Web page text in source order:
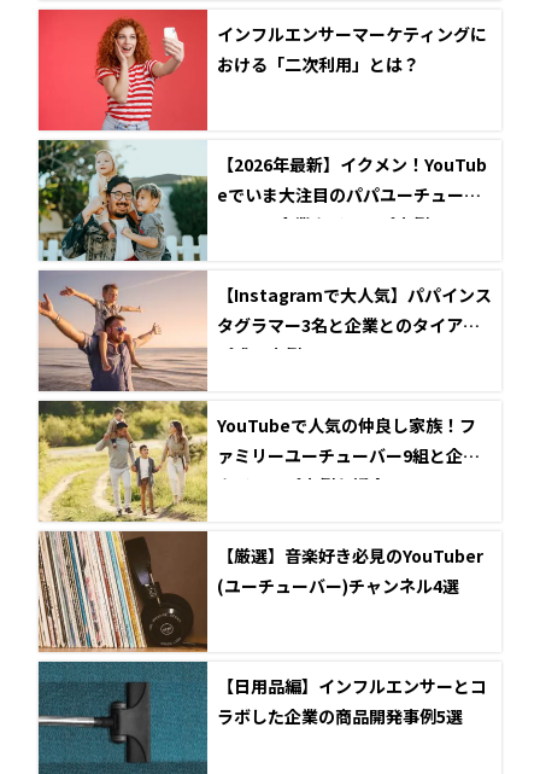
インフルエンサーマーケティングに
おける「二次利用」とは？
【2026年最新】イクメン！YouTub
eでいま大注目のパパユーチューバ
ー4選と企業タイアップ事例
【Instagramで大人気】パパインス
タグラマー3名と企業とのタイアッ
プ成功事例
YouTubeで人気の仲良し家族！フ
ァミリーユーチューバー9組と企業
タイアップ事例を紹介
【厳選】音楽好き必見のYouTuber
(ユーチューバー)チャンネル4選
【日用品編】インフルエンサーとコ
ラボした企業の商品開発事例5選